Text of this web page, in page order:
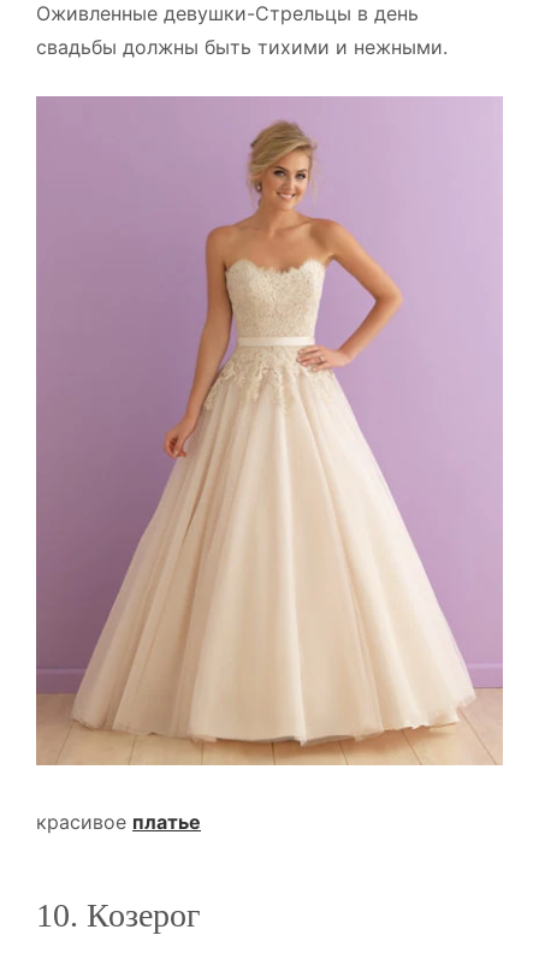
Оживленные девушки-Стрельцы в день
свадьбы должны быть тихими и нежными.
красивое платье
10. Козерог